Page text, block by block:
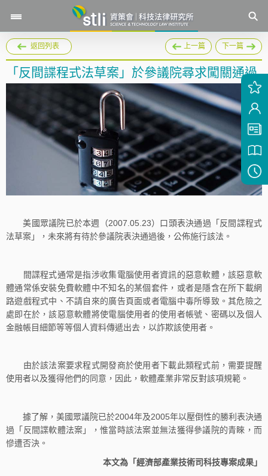
返回列表 上一篇 下一篇
「反間諜程式法草案」於參議院尋求闖關通過
美國眾議院已於本週（2007.05.23）口頭表決通過「反間諜程式
法草案」，未來將有待於參議院表決通過後，公佈施行該法。
間諜程式通常是指涉收集電腦使用者資訊的惡意軟體，該惡意軟
體通常係安裝免費軟體中不知名的某個套件，或者是隱含在所下載網
路遊戲程式中、不請自來的廣告頁面或者電腦中毒所導致。其危險之
處即在於，該惡意軟體將使電腦使用者的使用者帳號、密碼以及個人
金融帳目細節等等個人資料傳遞出去，以詐欺該使用者。
由於該法案要求程式開發商於使用者下載此類程式前，需要提醒
使用者以及獲得他們的同意，因此，軟體產業非常反對該項規範。
據了解，美國眾議院已於2004年及2005年以壓倒性的勝利表決通
過「反間諜軟體法案」，惟當時該法案並無法獲得參議院的青睞，而
慘遭否決。
本文為「經濟部產業技術司科技專案成果」